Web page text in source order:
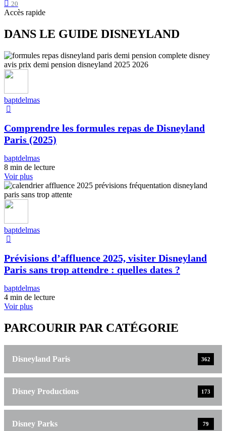
20
Accès rapide
DANS LE GUIDE DISNEYLAND
baptdelmas
Comprendre les formules repas de Disneyland
Paris (2025)
baptdelmas
8 min de lecture
Voir plus
baptdelmas
Prévisions d’affluence 2025, visiter Disneyland
Paris sans trop attendre : quelles dates ?
baptdelmas
4 min de lecture
Voir plus
PARCOURIR PAR CATÉGORIE
Disneyland Paris 362
Disney Productions 173
Disney Parks 79